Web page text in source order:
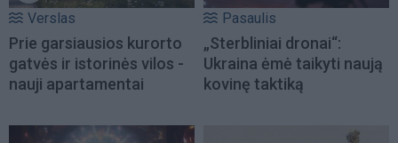
Verslas
Prie garsiausios kurorto
gatvės ir istorinės vilos -
nauji apartamentai
Pasaulis
„Sterbliniai dronai“:
Ukraina ėmė taikyti naują
kovinę taktiką